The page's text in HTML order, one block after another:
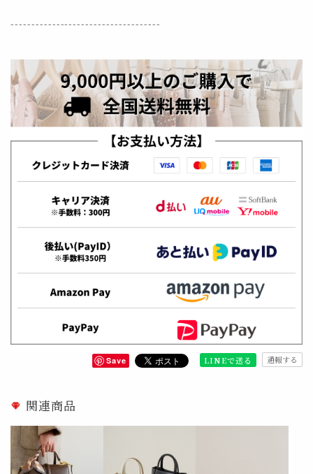
------------------------------------
Save LINEで送る 通報する
関連商品